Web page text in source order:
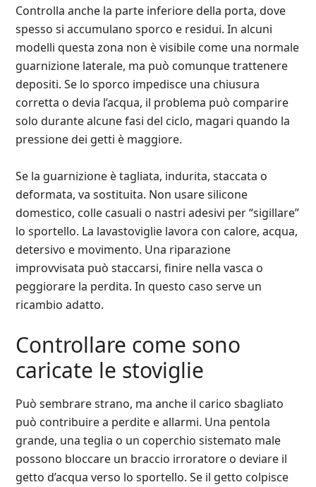
Controlla anche la parte inferiore della porta, dove
spesso si accumulano sporco e residui. In alcuni
modelli questa zona non è visibile come una normale
guarnizione laterale, ma può comunque trattenere
depositi. Se lo sporco impedisce una chiusura
corretta o devia l’acqua, il problema può comparire
solo durante alcune fasi del ciclo, magari quando la
pressione dei getti è maggiore.
Se la guarnizione è tagliata, indurita, staccata o
deformata, va sostituita. Non usare silicone
domestico, colle casuali o nastri adesivi per “sigillare”
lo sportello. La lavastoviglie lavora con calore, acqua,
detersivo e movimento. Una riparazione
improvvisata può staccarsi, finire nella vasca o
peggiorare la perdita. In questo caso serve un
ricambio adatto.
Controllare come sono
caricate le stoviglie
Può sembrare strano, ma anche il carico sbagliato
può contribuire a perdite e allarmi. Una pentola
grande, una teglia o un coperchio sistemato male
possono bloccare un braccio irroratore o deviare il
getto d’acqua verso lo sportello. Se il getto colpisce